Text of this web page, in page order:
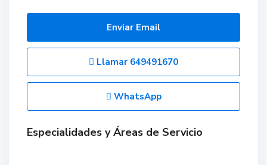
Enviar Email
Llamar 649491670
WhatsApp
Especialidades y Áreas de Servicio